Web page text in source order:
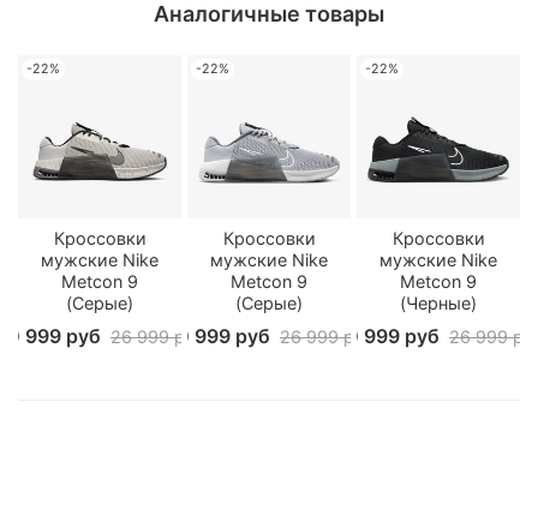
Аналогичные товары
-22%
Кроссовки
мужские Nike
Metcon 9
(Серые)
999 руб 26 999 руб
-22%
Кроссовки
мужские Nike
Metcon 9
(Серые)
20 999 руб 26 999 руб
-22%
Кроссовки
мужские Nike
Metcon 9
(Черные)
20 999 руб 26 999